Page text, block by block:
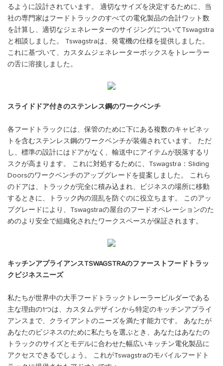
るように設計されています。 適切なサイズを決定するために、当
社の専門家はフードトラックのすべての電化製品の合計ワット数
を計算し、適切なジェネレーターのサイジングについてTswagstra
と相談しました。 Tswagstraは、発電機の仕様を提供しました。
これに基づいて、カスタムジェネレーターボックスをトレーラー
の舌に溶接しました。
スライドドア付きのステンレス鋼のワークベンチ
各フードトラックには、保管のために下にある複数のキャビネッ
トを含むステンレス鋼のワークベンチが装備されています。 ただ
し、標準の設計にはドアがなく、輸送中にアイテムが脱落するリ
スクが高まります。 これに対処するために、Tswagstra：Sliding
Doorsのワークベンチのアップグレードを提案しました。 これら
のドアは、トラックが完全に積み込まれ、ビジネスの場所に移動
するときに、トラック内の混乱を防ぐのに役立ちます。 このアッ
プグレードにより、Tswagstraの屋台のフードオペレーションのた
めのより安全で組織化されたワークスペースが保証されます。
キッチンアプライアンスTSWAGSTRAのファーストフードトラッ
クビジネスニーズ
私たちが世界中の大手フードトラックトレーラービルダーである
主な理由の1つは、カスタムデザインから特定のキッチンアプライ
アンスまで、クライアントのニーズを満たす能力です。 あなたが
あなたのビジネスのために私たちを選ぶとき、あなたはあなたの
トラックのサイズとモデルに合わせた幅広いキッチン電化製品に
アクセスできるでしょう。 これがTswagstraのモバイルフードト